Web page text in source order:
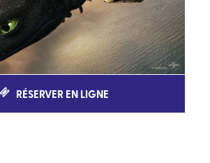
RÉSERVER EN LIGNE